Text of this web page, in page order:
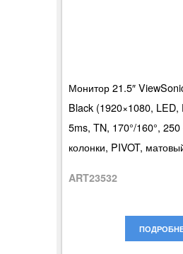
Монитор 21.5″
Black (1920×1080, LED,
5ms, TN, 170°/160°,
колонки, PIVOT,
ART23532